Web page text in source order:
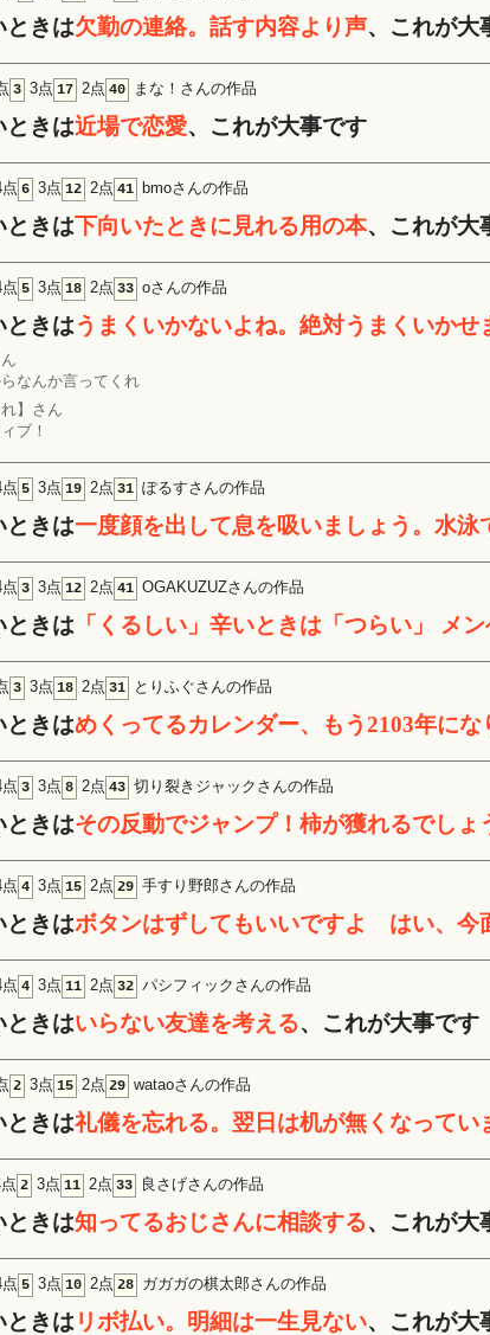
ときは欠勤の連絡。話す内容より声、これが大
3 3点 17 2点 40 まな！さんの作品
ときは近場で恋愛、これが大事です
6 3点 12 2点 41 bmoさんの作品
ときは下向いたときに見れる用の本、これが大
5 3点 18 2点 33 oさんの作品
ときはうまくいかないよね。絶対うまくいかせ
なんか言ってくれ
れ】さん
ブ！
5 3点 19 2点 31 ぽるすさんの作品
ときは一度顔を出して息を吸いましょう。水泳
3 3点 12 2点 41 OGAKUZUZさんの作品
ときは 「くるしい」辛いときは「つらい」 メ
3 3点 18 2点 31 とりふぐさんの作品
ときはめくってるカレンダー、もう2103年にな
3 3点 8 2点 43 切り裂きジャックさんの作品
ときはその反動でジャンプ！柿が獲れるでしょ
4 3点 15 2点 29 手すり野郎さんの作品
ときはボタンはずしてもいいですよ はい、今
4 3点 11 2点 32 パシフィックさんの作品
ときはいらない友達を考える、これが大事です
2 3点 15 2点 29 wataoさんの作品
ときは礼儀を忘れる。翌日は机が無くなってい
2 3点 11 2点 33 良さげさんの作品
ときは知ってるおじさんに相談する、これが大
5 3点 10 2点 28 ガガガの棋太郎さんの作品
ときは リボ払い。明細は一生見ない、これが大